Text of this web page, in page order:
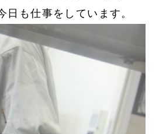
日も仕事をしています。